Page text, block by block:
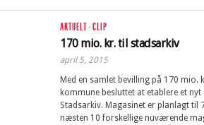
AKTUELT·CLIP
170 mio. kr. til stadsarkiv
april 5, 2015
Med en samlet bevilling på 170 mio.
kommune besluttet at etablere et
Stadsarkiv. Magasinet er planlagt til
næsten 10 forskellige nuværende